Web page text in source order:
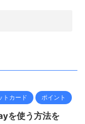
トカード ポイント
を使う方法を